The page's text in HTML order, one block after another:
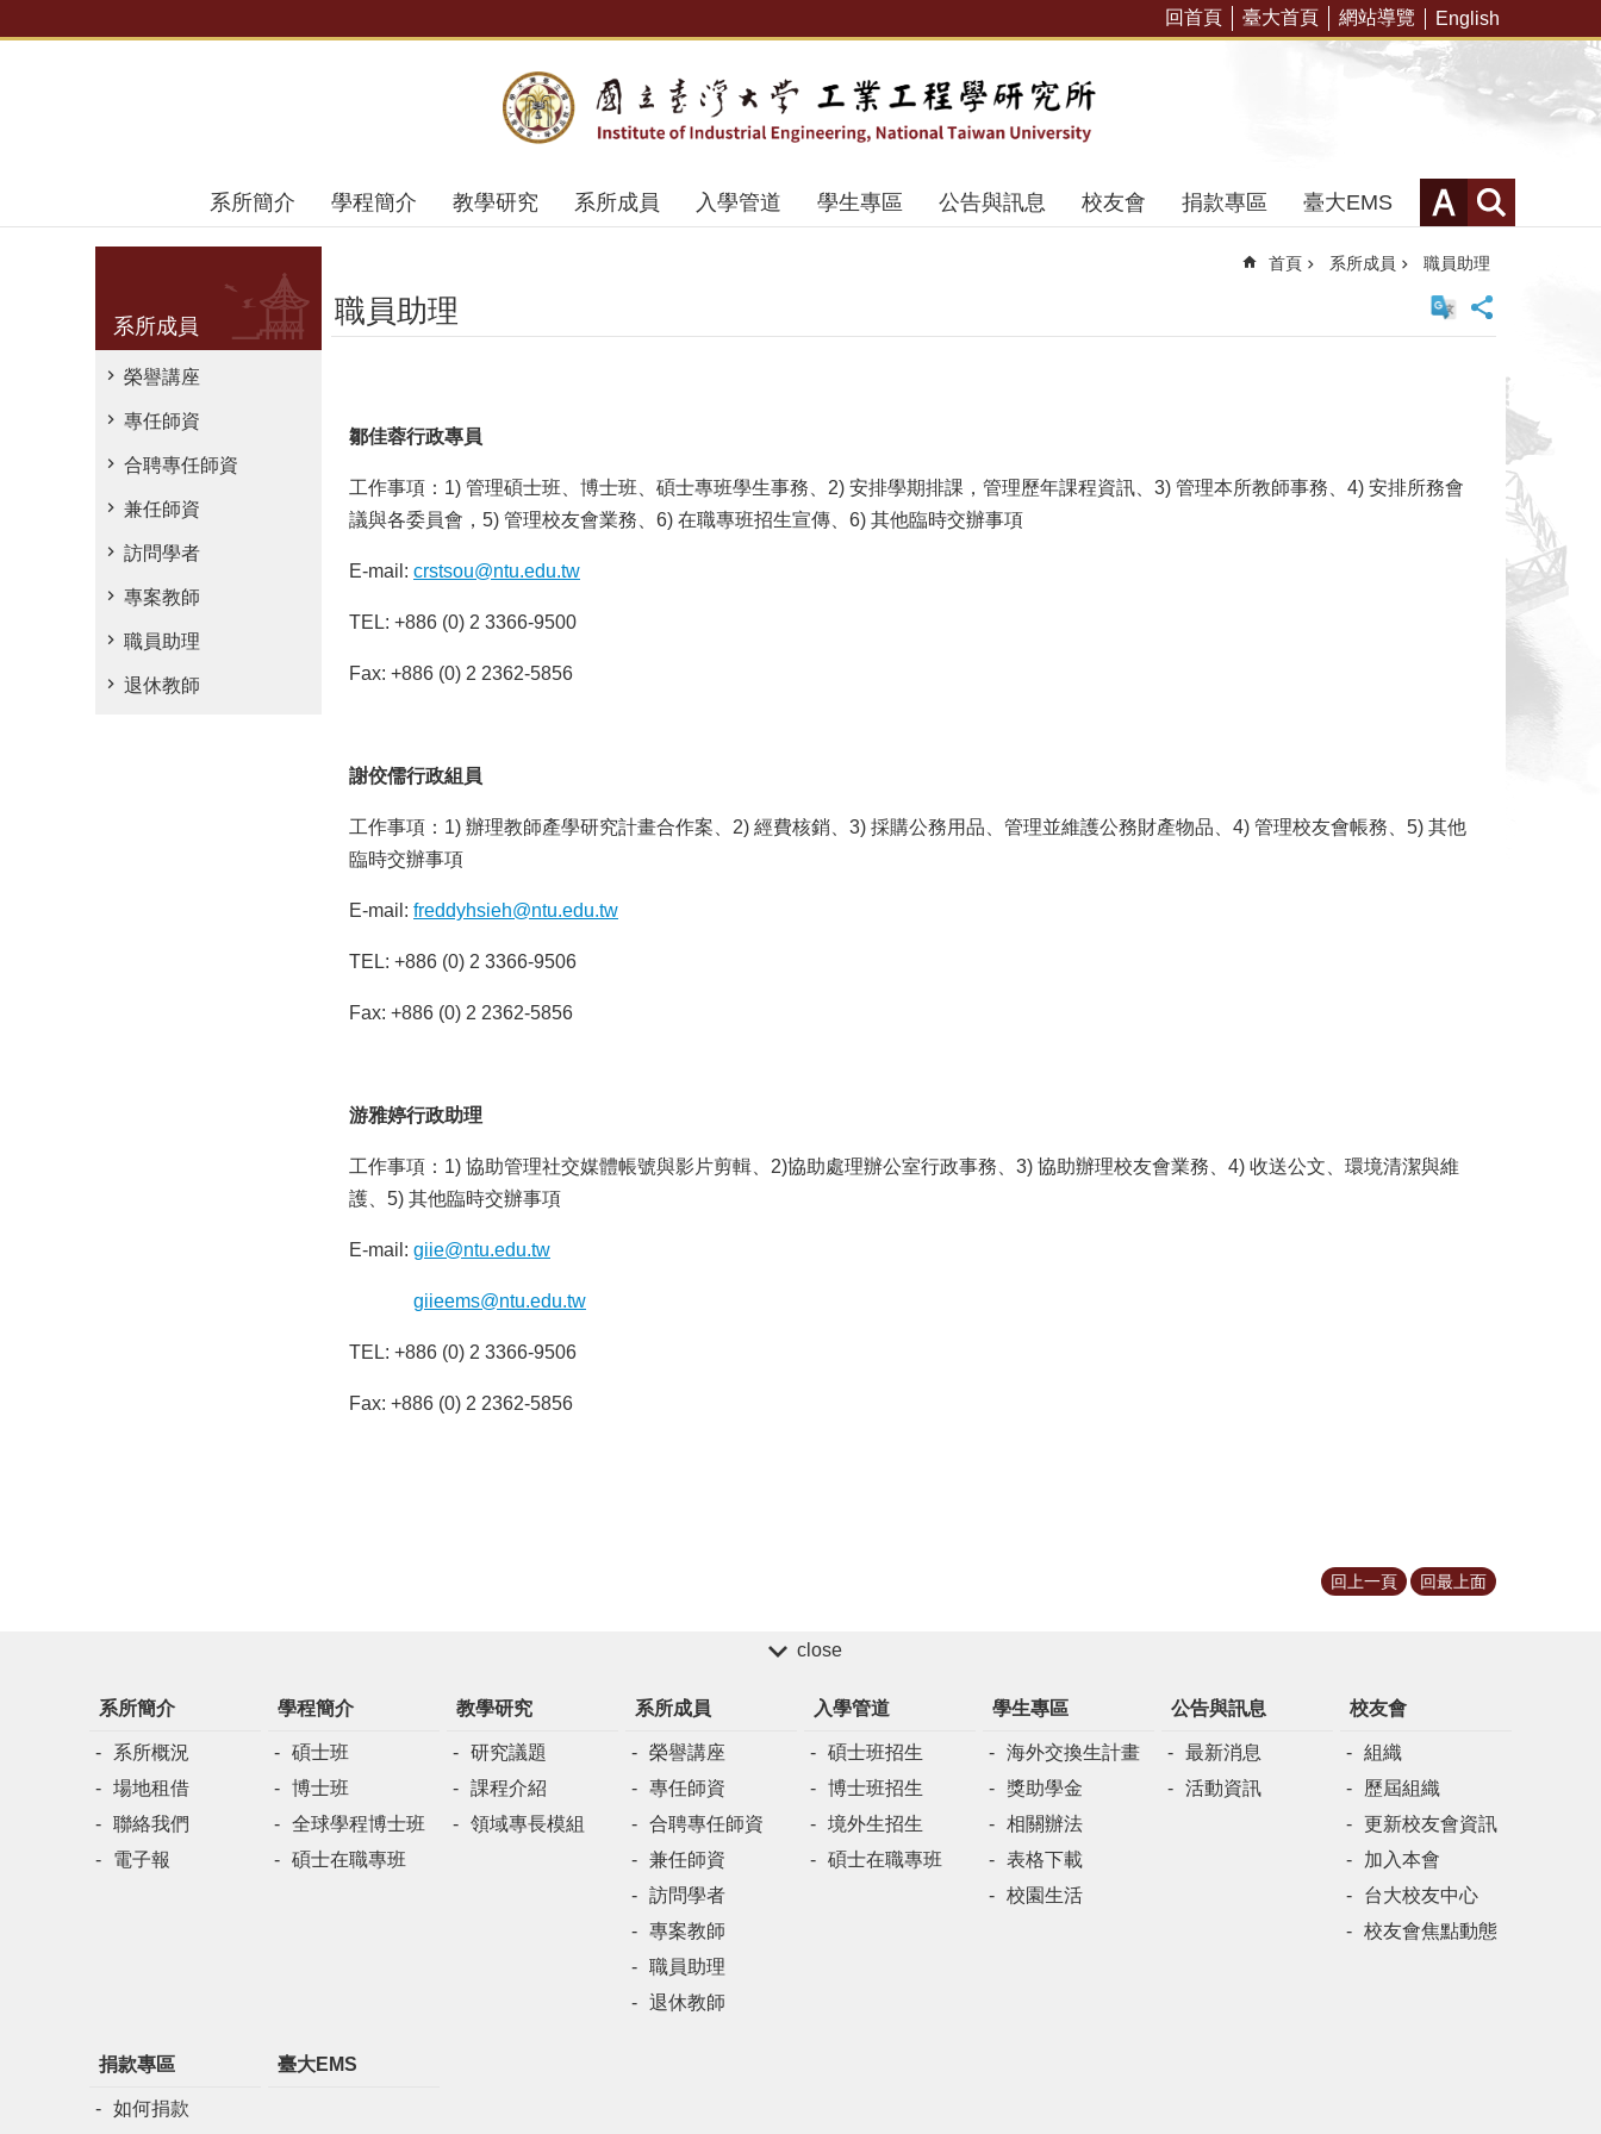
回首頁 臺大首頁 網站導覽 English
系所簡介 學程簡介 教學研究 系所成員 入學管道 學生專區 公告與訊息 校友會 捐款專區 臺大EMS
系所成員
榮譽講座
專任師資
合聘專任師資
兼任師資
訪問學者
專案教師
職員助理
退休教師
首頁 系所成員 職員助理
職員助理
鄒佳蓉行政專員
工作事項：1) 管理碩士班、博士班、碩士專班學生事務、2) 安排學期排課，管理歷年課程資訊、3) 管理本所教師事務、4) 安排所務會
議與各委員會，5) 管理校友會業務、6) 在職專班招生宣傳、6) 其他臨時交辦事項
E-mail: crstsou@ntu.edu.tw
TEL: +886 (0) 2 3366-9500
Fax: +886 (0) 2 2362-5856
謝佼儒行政組員
工作事項：1) 辦理教師產學研究計畫合作案、2) 經費核銷、3) 採購公務用品、管理並維護公務財產物品、4) 管理校友會帳務、5) 其他
臨時交辦事項
E-mail: freddyhsieh@ntu.edu.tw
TEL: +886 (0) 2 3366-9506
Fax: +886 (0) 2 2362-5856
游雅婷行政助理
工作事項：1) 協助管理社交媒體帳號與影片剪輯、2)協助處理辦公室行政事務、3) 協助辦理校友會業務、4) 收送公文、環境清潔與維
護、5) 其他臨時交辦事項
E-mail: giie@ntu.edu.tw
giieems@ntu.edu.tw
TEL: +886 (0) 2 3366-9506
Fax: +886 (0) 2 2362-5856
回上一頁 回最上面
close
系所簡介
系所概況
場地租借
聯絡我們
電子報
學程簡介
碩士班
博士班
全球學程博士班
碩士在職專班
教學研究
研究議題
課程介紹
領域專長模組
系所成員
榮譽講座
專任師資
合聘專任師資
兼任師資
訪問學者
專案教師
職員助理
退休教師
入學管道
碩士班招生
博士班招生
境外生招生
碩士在職專班
學生專區
海外交換生計畫
獎助學金
相關辦法
表格下載
校園生活
公告與訊息
最新消息
活動資訊
校友會
組織
歷屆組織
更新校友會資訊
加入本會
台大校友中心
校友會焦點動態
捐款專區
如何捐款
臺大EMS